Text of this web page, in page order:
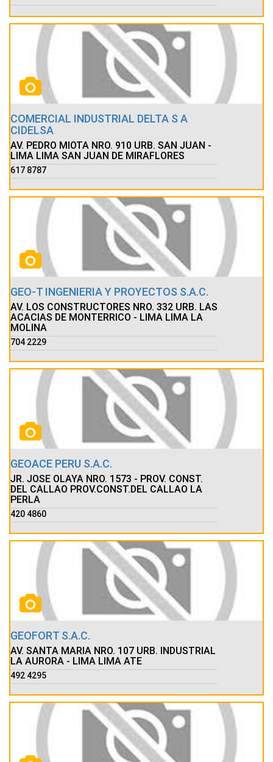
COMERCIAL INDUSTRIAL DELTA S A
CIDELSA
AV. PEDRO MIOTA NRO. 910 URB. SAN JUAN -
LIMA LIMA SAN JUAN DE MIRAFLORES
617 8787
GEO-T INGENIERIA Y PROYECTOS S.A.C.
AV. LOS CONSTRUCTORES NRO. 332 URB. LAS
ACACIAS DE MONTERRICO - LIMA LIMA LA
MOLINA
704 2229
GEOACE PERU S.A.C.
JR. JOSE OLAYA NRO. 1573 - PROV. CONST.
DEL CALLAO PROV.CONST.DEL CALLAO LA
PERLA
420 4860
GEOFORT S.A.C.
AV. SANTA MARIA NRO. 107 URB. INDUSTRIAL
LA AURORA - LIMA LIMA ATE
492 4295